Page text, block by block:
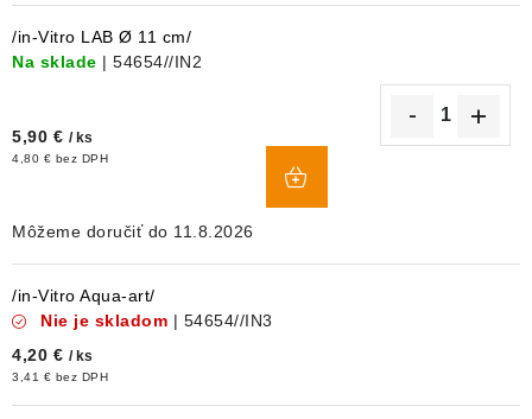
/in-Vitro LAB Ø 11 cm/
Na sklade | 54654//IN2
5,90 € / ks
4,80 € bez DPH
11.8.2026
/in-Vitro Aqua-art/
Nie je skladom | 54654//IN3
4,20 € / ks
3,41 € bez DPH